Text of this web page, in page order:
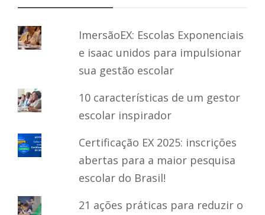
ImersãoEX: Escolas Exponenciais
e isaac unidos para impulsionar
sua gestão escolar
10 características de um gestor
escolar inspirador
Certificação EX 2025: inscrições
abertas para a maior pesquisa
escolar do Brasil!
21 ações práticas para reduzir o